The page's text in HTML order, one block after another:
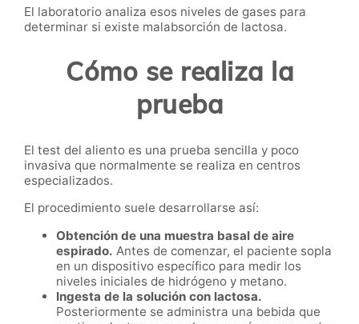
El laboratorio analiza esos niveles de gases para
determinar si existe malabsorción de lactosa.
Cómo se realiza la
prueba
El test del aliento es una prueba sencilla y poco
invasiva que normalmente se realiza en centros
especializados.
El procedimiento suele desarrollarse así:
Obtención de una muestra basal de aire
espirado. Antes de comenzar, el paciente sopla
en un dispositivo específico para medir los
niveles iniciales de hidrógeno y metano.
Ingesta de la solución con lactosa.
Posteriormente se administra una bebida que